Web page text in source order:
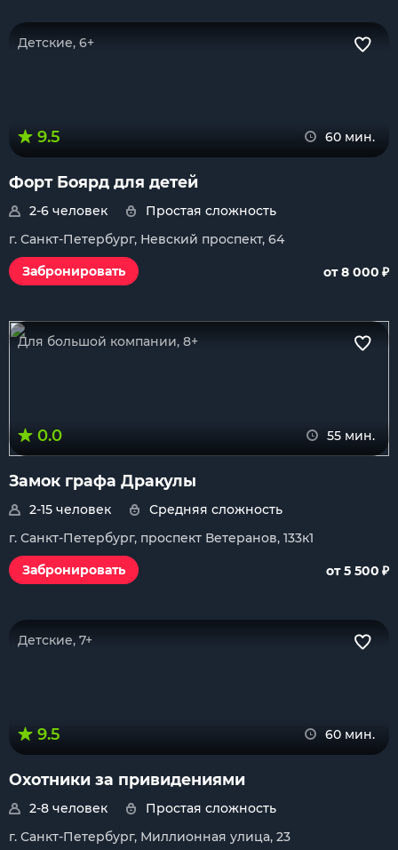
Детские, 6+
9.5 60 мин.
Форт Боярд для детей
2-6 человек
Простая сложность
г. Санкт-Петербург, Невский проспект, 64
Забронировать
от 8 000 ₽
Для большой компании, 8+
0.0 55 мин.
Замок графа Дракулы
2-15 человек
Средняя сложность
г. Санкт-Петербург, проспект Ветеранов, 133к1
Забронировать
от 5 500 ₽
Детские, 7+
9.5 60 мин.
Охотники за привидениями
2-8 человек
Простая сложность
г. Санкт-Петербург, Миллионная улица, 23